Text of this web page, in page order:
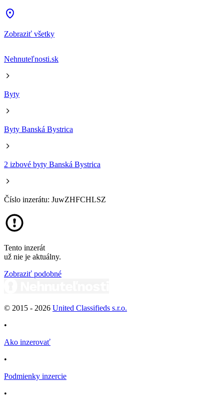
Zobraziť všetky
Nehnuteľnosti.sk
Byty
Byty Banská Bystrica
2 izbové byty Banská Bystrica
Číslo inzerátu: JuwZHFCHLSZ
Tento inzerát
už nie je aktuálny.
Zobraziť podobné
© 2015 - 2026 United Classifieds s.r.o.
•
Ako inzerovať
•
Podmienky inzercie
•